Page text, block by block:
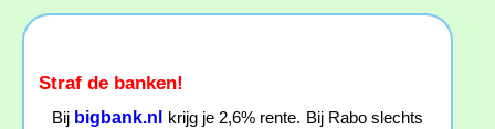
Straf de banken!
Bij bigbank.nl
krijg je 2,6% rente. Bij Rabo slechts